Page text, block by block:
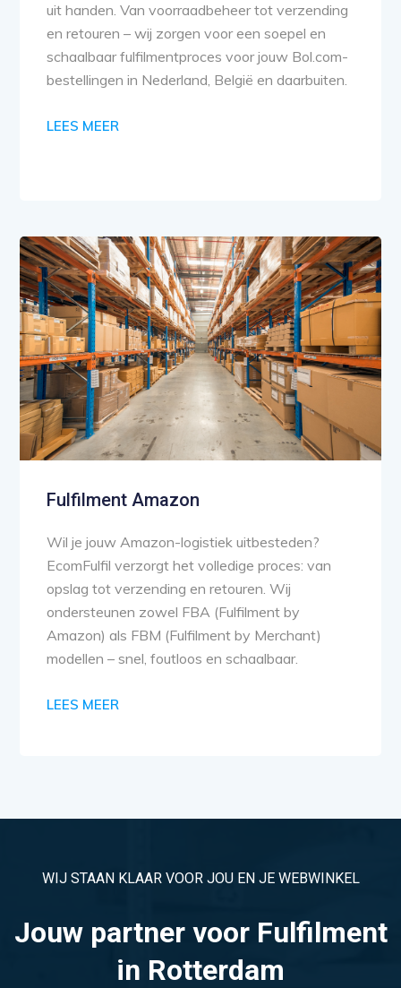
uit handen. Van voorraadbeheer tot verzending
en retouren – wij zorgen voor een soepel en
schaalbaar fulfilmentproces voor jouw Bol.com-
bestellingen in Nederland, België en daarbuiten.
LEES MEER
Fulfilment Amazon
Wil je jouw Amazon-logistiek uitbesteden?
EcomFulfil verzorgt het volledige proces: van
opslag tot verzending en retouren. Wij
ondersteunen zowel FBA (Fulfilment by
Amazon) als FBM (Fulfilment by Merchant)
modellen – snel, foutloos en schaalbaar.
LEES MEER
WIJ STAAN KLAAR VOOR JOU EN JE WEBWINKEL
Jouw partner voor Fulfilment
in Rotterdam